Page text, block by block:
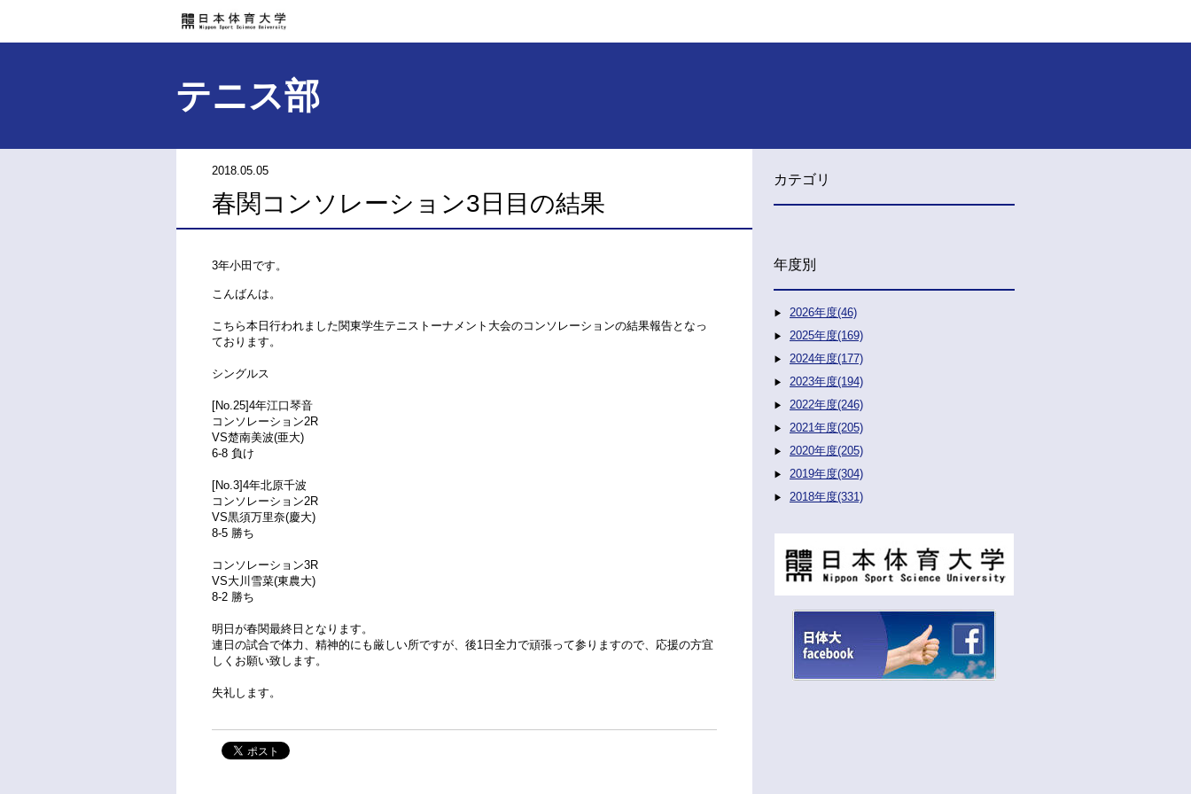
テニス部
2018.05.05
春関コンソレーション3日目の結果
3年小田です。
こんばんは。
こちら本日行われました関東学生テニストーナメント大会のコンソレーションの結果報告となっ
ております。
シングルス
[No.25]4年江口琴音
コンソレーション2R
VS楚南美波(亜大)
6-8 負け
[No.3]4年北原千波
コンソレーション2R
VS黒須万里奈(慶大)
8-5 勝ち
コンソレーション3R
VS大川雪菜(東農大)
8-2 勝ち
明日が春関最終日となります。
連日の試合で体力、精神的にも厳しい所ですが、後1日全力で頑張って参りますので、応援の方宜
しくお願い致します。
失礼します。
カテゴリ
年度別
2026年度(46)
2025年度(169)
2024年度(177)
2023年度(194)
2022年度(246)
2021年度(205)
2020年度(205)
2019年度(304)
2018年度(331)